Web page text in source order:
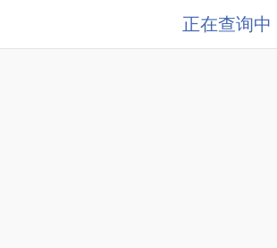
正在查询中